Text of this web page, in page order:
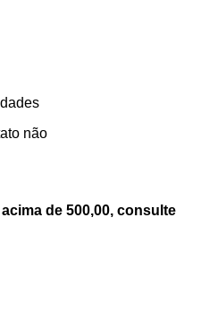
não
de 500,00, consulte